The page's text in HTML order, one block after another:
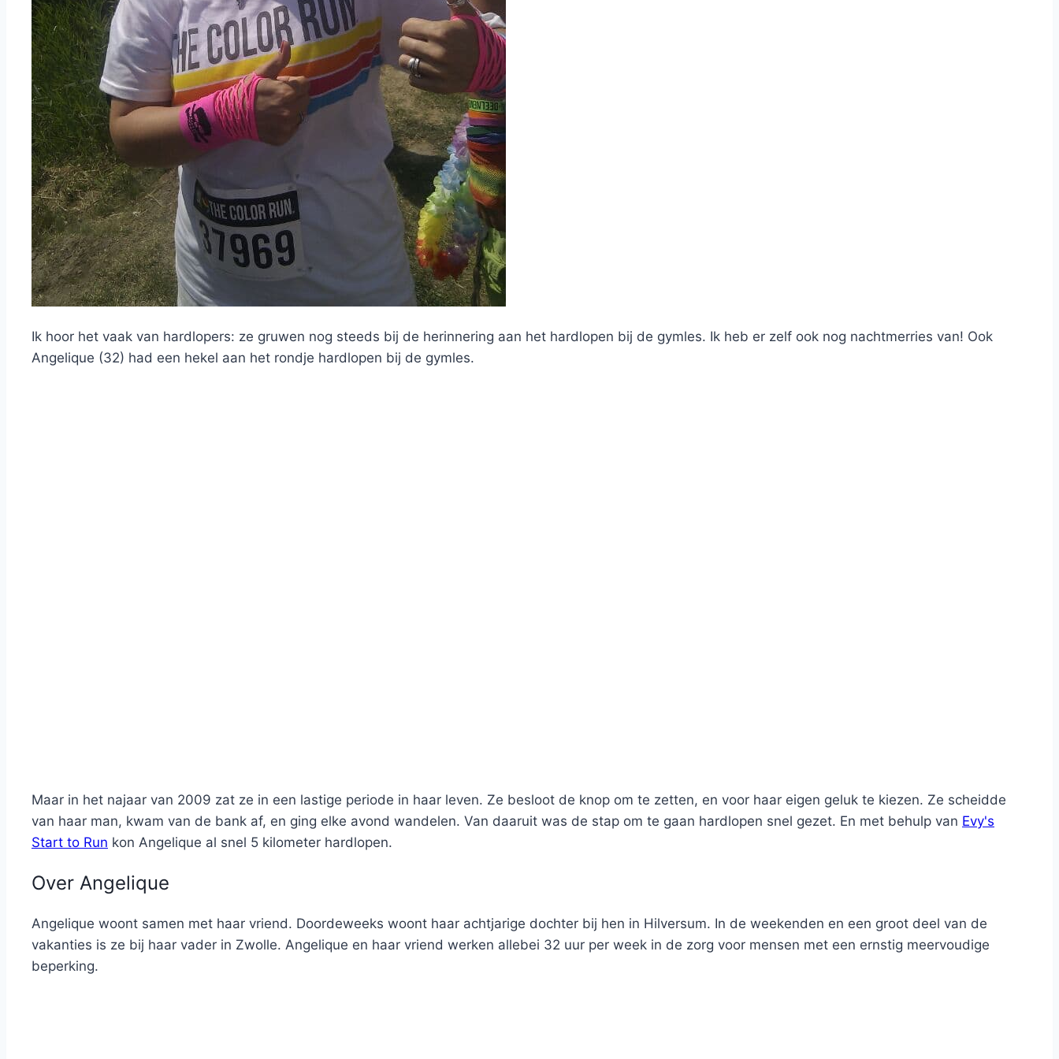
Ik hoor het vaak van hardlopers: ze gruwen nog steeds bij de herinnering aan het hardlopen bij de gymles. Ik heb er zelf ook nog nachtmerries van! Ook
Angelique (32) had een hekel aan het rondje hardlopen bij de gymles.
Maar in het najaar van 2009 zat ze in een lastige periode in haar leven. Ze besloot de knop om te zetten, en voor haar eigen geluk te kiezen. Ze scheidde
van haar man, kwam van de bank af, en ging elke avond wandelen. Van daaruit was de stap om te gaan hardlopen snel gezet. En met behulp van Evy's
Start to Run kon Angelique al snel 5 kilometer hardlopen.
Over Angelique
Angelique woont samen met haar vriend. Doordeweeks woont haar achtjarige dochter bij hen in Hilversum. In de weekenden en een groot deel van de
vakanties is ze bij haar vader in Zwolle. Angelique en haar vriend werken allebei 32 uur per week in de zorg voor mensen met een ernstig meervoudige
beperking.